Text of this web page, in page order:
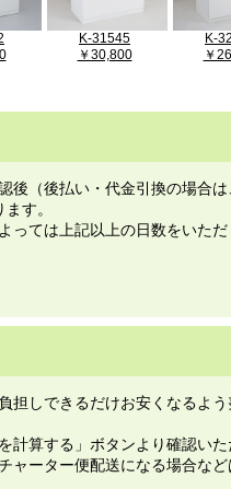
K-31545
￥30,800
K-
￥
後（後払い・代金引換の場合
す。
っては上記以上の日数をいた
担しできるだけお安くなるよ
計算する」ボタンより確認い
ャーター便配送になる場合な